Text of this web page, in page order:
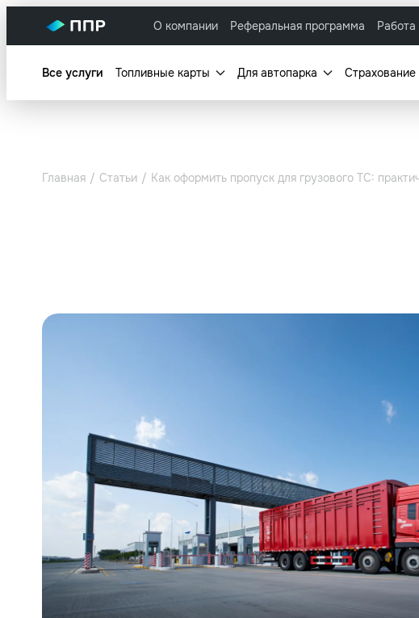
О компании Реферальная программа Работа
Все услуги Топливные карты Для автопарка Страхование
Главная Статьи Как оформить пропуск для грузового ТС: